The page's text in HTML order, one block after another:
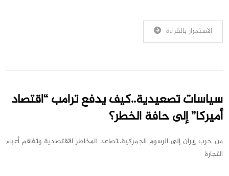
الاستمرار بالقراءة
سياسات تصعيدية..كيف يدفع ترامب “اقتصاد
أميركا” إلى حافة الخطر؟
من حرب إيران إلى الرسوم الجمركية..تصاعد المخاطر الاقتصادية وتفاقم أعباء
التجارة